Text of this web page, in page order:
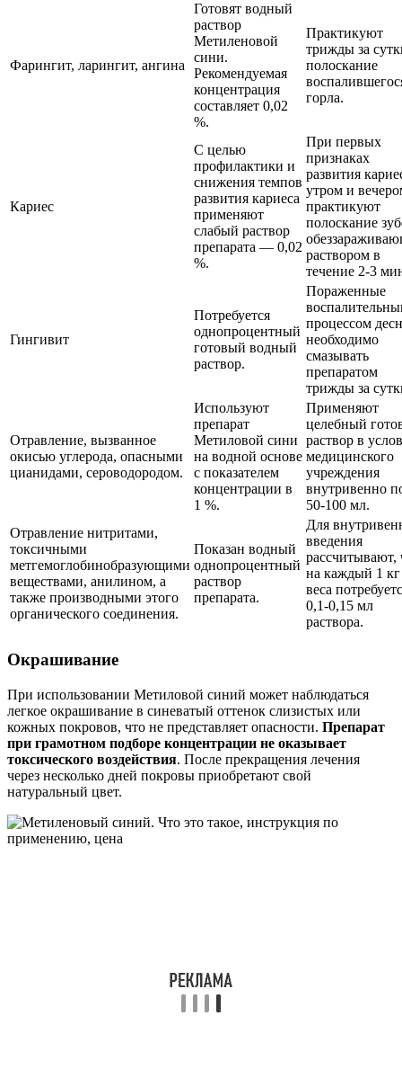
Фарингит, ларингит, ангина
Готовят водный
раствор
Метиленовой
сини.
Рекомендуемая
концентрация
составляет 0,02
%.
Практикуют
трижды за
полоскание
горла.
Кариес
С целью
профилактики и
снижения темпов
развития кариеса
применяют
слабый раствор
препарата — 0,02
%.
При первых
признаках
развития
утром и
практикуют
полоскание
раствором в
течение 2-3
Гингивит
Потребуется
однопроцентный
готовый водный
раствор.
Пораженные
процессом
необходимо
смазывать
препаратом
трижды за
Отравление, вызванное
окисью углерода, опасными
цианидами, сероводородом.
Используют
препарат
Метиловой сини
на водной основе
с показателем
концентрации в
1 %.
Применяют
целебный
раствор в
медицинского
учреждения
внутривенно
50-100 мл.
Отравление нитритами,
токсичными
метгемоглобинобразующими
веществами, анилином, а
также производными этого
органического соединения.
Показан водный
однопроцентный
раствор
препарата.
Для
введения
рассчитывают,
на каждый 1 кг
веса
0,1-0,15 мл
раствора.
Окрашивание
При использовании Метиловой синий может наблюдаться
легкое окрашивание в синеватый оттенок слизистых или
кожных покровов, что не представляет опасности. Препарат
при грамотном подборе концентрации не оказывает
токсического воздействия. После прекращения лечения
через несколько дней покровы приобретают свой
натуральный цвет.